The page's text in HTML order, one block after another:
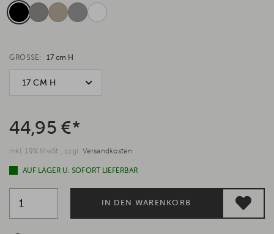
GRÖSSE: 17 cm H
17 CM H
44,95 €*
inkl. 19% MwSt., zzgl. Versandkosten
AUF LAGER U. SOFORT LIEFERBAR
IN DEN WARENKORB